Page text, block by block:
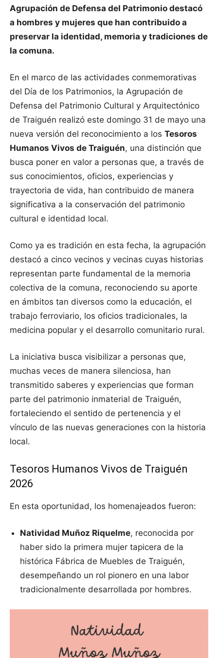
Agrupación de Defensa del Patrimonio destacó
a hombres y mujeres que han contribuido a
preservar la identidad, memoria y tradiciones de
la comuna.
En el marco de las actividades conmemorativas
del Día de los Patrimonios, la Agrupación de
Defensa del Patrimonio Cultural y Arquitectónico
de Traiguén realizó este domingo 31 de mayo una
nueva versión del reconocimiento a los Tesoros
Humanos Vivos de Traiguén, una distinción que
busca poner en valor a personas que, a través de
sus conocimientos, oficios, experiencias y
trayectoria de vida, han contribuido de manera
significativa a la conservación del patrimonio
cultural e identidad local.
Como ya es tradición en esta fecha, la agrupación
destacó a cinco vecinos y vecinas cuyas historias
representan parte fundamental de la memoria
colectiva de la comuna, reconociendo su aporte
en ámbitos tan diversos como la educación, el
trabajo ferroviario, los oficios tradicionales, la
medicina popular y el desarrollo comunitario rural.
La iniciativa busca visibilizar a personas que,
muchas veces de manera silenciosa, han
transmitido saberes y experiencias que forman
parte del patrimonio inmaterial de Traiguén,
fortaleciendo el sentido de pertenencia y el
vínculo de las nuevas generaciones con la historia
local.
Tesoros Humanos Vivos de Traiguén
2026
En esta oportunidad, los homenajeados fueron:
Natividad Muñoz Riquelme, reconocida por
haber sido la primera mujer tapicera de la
histórica Fábrica de Muebles de Traiguén,
desempeñando un rol pionero en una labor
tradicionalmente desarrollada por hombres.